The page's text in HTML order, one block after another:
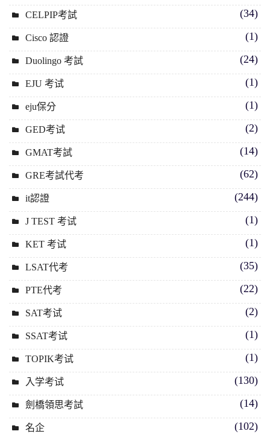
CELPIP考試 (34)
Cisco 認證 (1)
Duolingo 考試 (24)
EJU 考试 (1)
eju保分 (1)
GED考试 (2)
GMAT考試 (14)
GRE考試代考 (62)
it認證 (244)
J TEST 考试 (1)
KET 考试 (1)
LSAT代考 (35)
PTE代考 (22)
SAT考试 (2)
SSAT考试 (1)
TOPIK考试 (1)
入学考试 (130)
劍橋領思考試 (14)
名企 (102)